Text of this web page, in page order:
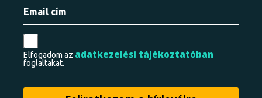
Elfogadom az adatkezelési tájékoztatóban
foglaltakat.